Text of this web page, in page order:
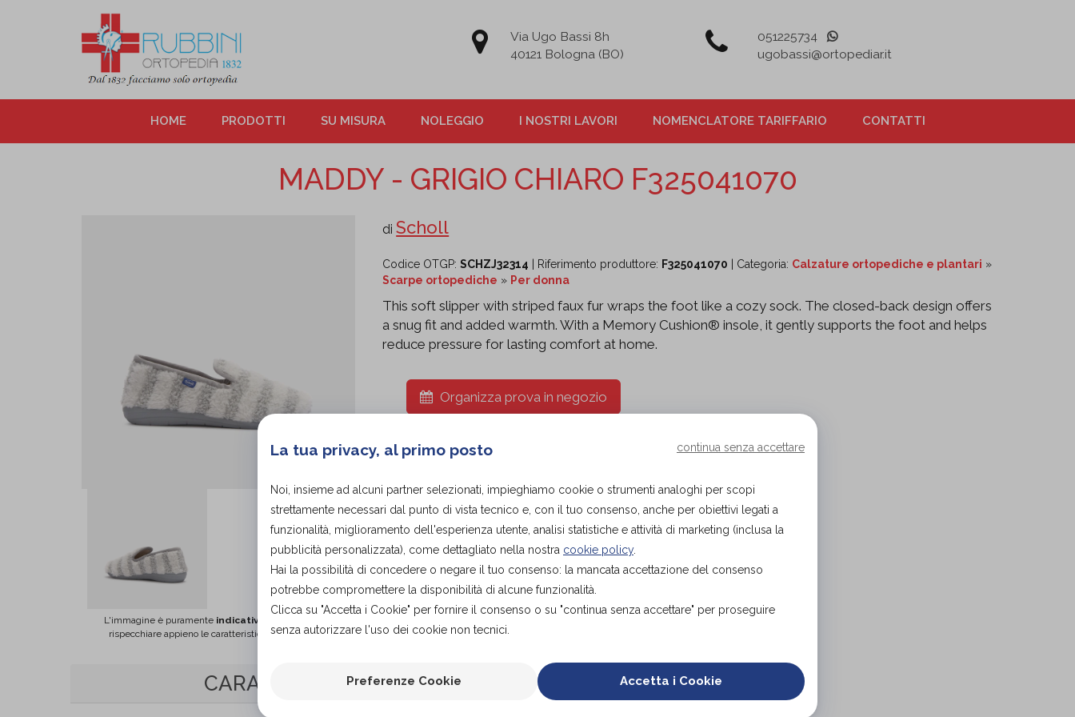
Via Ugo Bassi 8h
40121 Bologna (BO)
051225734
ugobassi@ortopediar.it
HOME PRODOTTI SU MISURA NOLEGGIO I NOSTRI LAVORI NOMENCLATORE TARIFFARIO CONTATTI
MADDY - GRIGIO CHIARO F325041070
L'immagine è puramente indicativa
rispecchiare appieno le caratteristiche del prodotto.
diScholl
Codice OTGP:SCHZJ32314 | Riferimento produttore: F325041070 | Categoria: Calzature ortopediche e plantari »
Scarpe ortopediche » Per donna
This soft slipper with striped faux fur wraps the foot like a cozy sock. The closed-back design offers
a snug fit and added warmth. With a Memory Cushion® insole, it gently supports the foot and helps
reduce pressure for lasting comfort at home.
Organizza prova in negozio
CARATTERISTICHE
La tua privacy, al primo posto continua senza accettare
Noi, insieme ad alcuni partner selezionati, impieghiamo cookie o strumenti analoghi per scopi
strettamente necessari dal punto di vista tecnico e, con il tuo consenso, anche per obiettivi legati a
funzionalità, miglioramento dell'esperienza utente, analisi statistiche e attività di marketing (inclusa la
pubblicità personalizzata), come dettagliato nella nostra cookie policy.
Hai la possibilità di concedere o negare il tuo consenso: la mancata accettazione del consenso
potrebbe compromettere la disponibilità di alcune funzionalità.
Clicca su "Accetta i Cookie" per fornire il consenso o su "continua senza accettare" per proseguire
senza autorizzare l'uso dei cookie non tecnici.
Preferenze Cookie Accetta i Cookie